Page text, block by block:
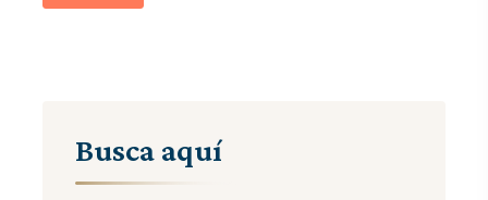
Busca aquí